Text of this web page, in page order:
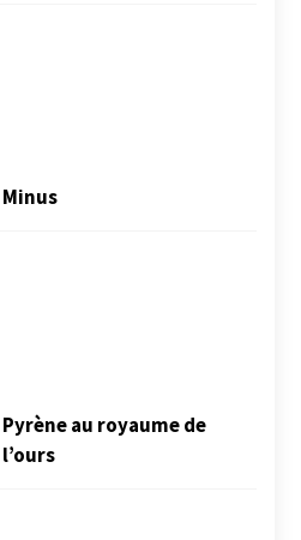
Minus
Pyrène au royaume de
l’ours